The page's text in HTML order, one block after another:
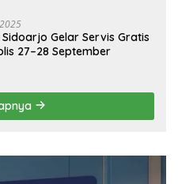
Gelar Servis Gratis
27–28 September